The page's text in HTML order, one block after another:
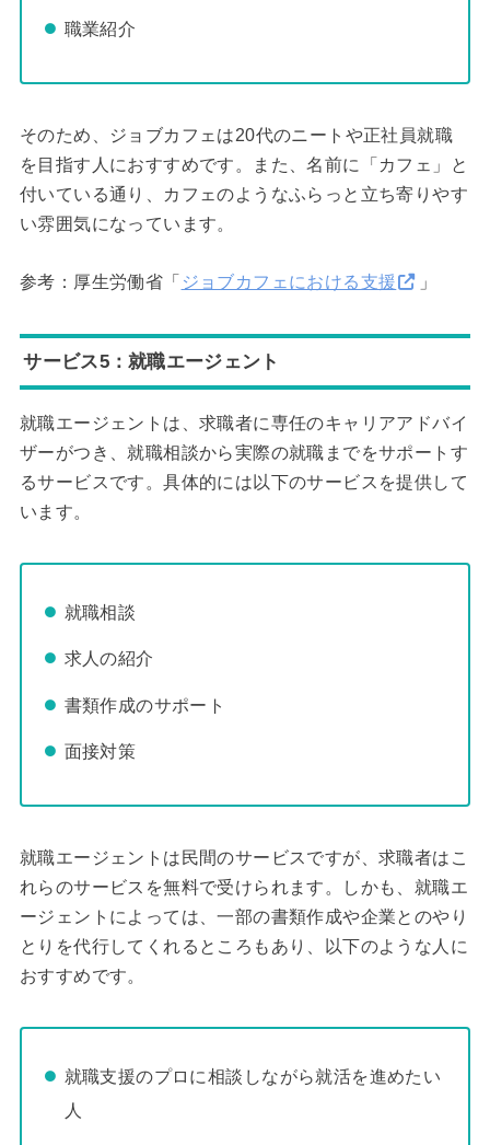
職業紹介
そのため、ジョブカフェは20代のニートや正社員就職
を目指す人におすすめです。また、名前に「カフェ」と
付いている通り、カフェのようなふらっと立ち寄りやす
い雰囲気になっています。
参考：厚生労働省「 ジョブカフェにおける支援 」
サービス5：就職エージェント
就職エージェントは、求職者に専任のキャリアアドバイ
ザーがつき、就職相談から実際の就職までをサポートす
るサービスです。具体的には以下のサービスを提供して
います。
就職相談
求人の紹介
書類作成のサポート
面接対策
就職エージェントは民間のサービスですが、求職者はこ
れらのサービスを無料で受けられます。しかも、就職エ
ージェントによっては、一部の書類作成や企業とのやり
とりを代行してくれるところもあり、以下のような人に
おすすめです。
就職支援のプロに相談しながら就活を進めたい
人